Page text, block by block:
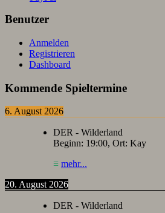
Benutzer
Anmelden
Registrieren
Dashboard
Kommende Spieltermine
6. August 2026
DER - Wilderland
Beginn: 19:00, Ort: Kay
≡ mehr...
20. August 2026
DER - Wilderland